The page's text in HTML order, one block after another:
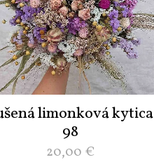
limonková kytica
98
20,00 €